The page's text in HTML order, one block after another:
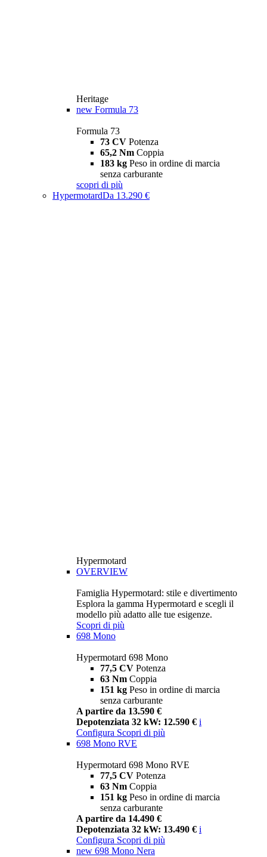
Heritage
new Formula 73
Formula 73
73 CV Potenza
65,2 Nm Coppia
183 kg Peso in ordine di marcia
senza carburante
scopri di più
HypermotardDa 13.290 €
Hypermotard
OVERVIEW
Famiglia Hypermotard: stile e divertimento
Esplora la gamma Hypermotard e scegli il
modello più adatto alle tue esigenze.
Scopri di più
698 Mono
Hypermotard 698 Mono
77,5 CV Potenza
63 Nm Coppia
151 kg Peso in ordine di marcia
senza carburante
A partire da 13.590 €
Depotenziata 32 kW: 12.590 € i
Configura Scopri di più
698 Mono RVE
Hypermotard 698 Mono RVE
77,5 CV Potenza
63 Nm Coppia
151 kg Peso in ordine di marcia
senza carburante
A partire da 14.490 €
Depotenziata 32 kW: 13.490 € i
Configura Scopri di più
new 698 Mono Nera